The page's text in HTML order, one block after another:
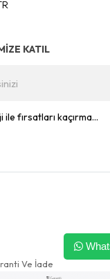
KATIL
fırsatları kaçırma...
Ve İade